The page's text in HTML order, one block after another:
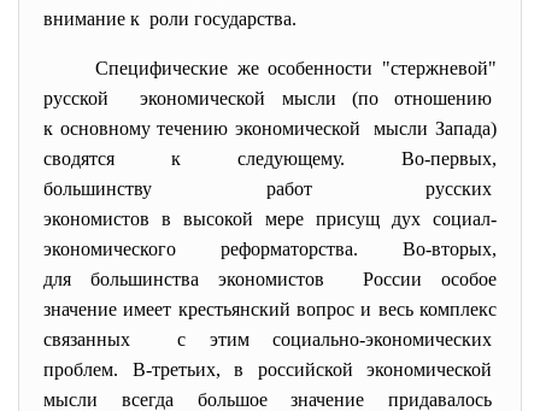
внимание к роли государства.
Специфические же особенности "стержневой"
русской экономической мысли (по отношению
к основному течению экономической мысли Запада)
сводятся к следующему. Во-первых,
большинству работ русских
экономистов в высокой мере присущ дух социал-
экономического реформаторства. Во-вторых,
для большинства экономистов России особое
значение имеет крестьянский вопрос и весь комплекс
связанных с этим социально-экономических
проблем. В-третьих, в российской экономической
мысли всегда большое значение придавалось